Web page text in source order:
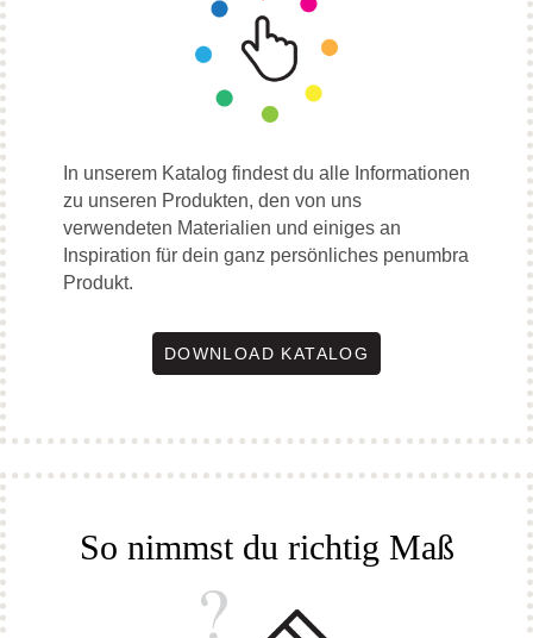
In unserem Katalog findest du alle Informationen
zu unseren Produkten, den von uns
verwendeten Materialien und einiges an
Inspiration für dein ganz persönliches penumbra
Produkt.
DOWNLOAD KATALOG
So nimmst du richtig Maß